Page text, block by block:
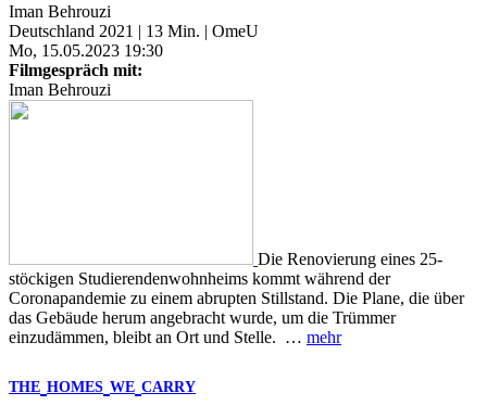
Iman Behrouzi
Deutschland 2021 | 13 Min. | OmeU
Mo, 15.05.2023 19:30
Filmgespräch mit:
Iman Behrouzi
Die Renovierung eines 25-
stöckigen Studierendenwohnheims kommt während der
Coronapandemie zu einem abrupten Stillstand. Die Plane, die über
das Gebäude herum angebracht wurde, um die Trümmer
einzudämmen, bleibt an Ort und Stelle. … mehr
THE HOMES WE CARRY